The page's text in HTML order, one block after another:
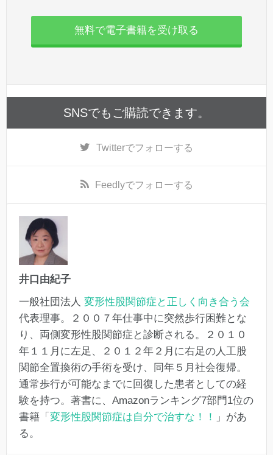
無料で電子書籍を受け取る
SNSでもご購読できます。
Twitterでフォローする
Feedlyでフォローする
井口由紀子
一般社団法人 変形性股関節症と正しく向き合う会
代表理事。２００７年仕事中に突然歩行困難とな
り、両側変形性股関節症と診断される。２０１０
年１１月に左足、２０１２年２月に右足の人工股
関節全置換術の手術を受け、同年５月社会復帰。
通常歩行が可能なまでに回復した患者としての経
験を持つ。著書に、Amazonランキング7部門1位の
書籍「 変形性股関節症は自分で治すな！！
」があ
る。